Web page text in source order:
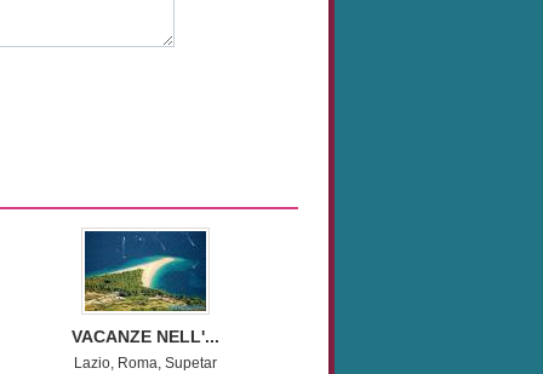
VACANZE NELL'...
Lazio, Roma, Supetar